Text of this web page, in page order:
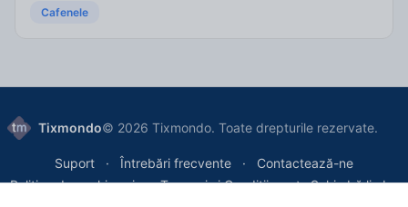
Cafenele
Tixmondo© 2026 Tixmondo. Toate drepturile rezervate.
Suport Întrebări frecvente
Contactează-ne
Politica de cookie-uri
Termeni și Condiții Schimbă limba